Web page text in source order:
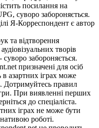
посилання на
суворо забороняється.
Я-Корреспондент є автор
та відтворення
творів
забороняється.
призначені для осіб
азартних іграх може
Дотримуйтесь правил
При виявленні перших
до спеціаліста.
іграх не може бути
роботі.